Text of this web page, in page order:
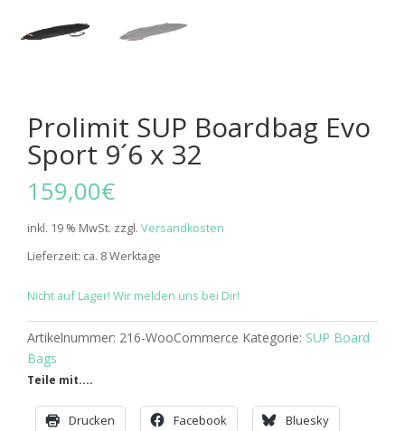
Prolimit SUP Boardbag Evo
Sport 9´6 x 32
159,00€
inkl. 19 % MwSt. zzgl. Versandkosten
Lieferzeit: ca. 8 Werktage
Nicht auf Lager! Wir melden uns bei Dir!
Artikelnummer: 216-WooCommerce Kategorie: SUP Board
Bags
Teile mit....
Drucken Facebook Bluesky